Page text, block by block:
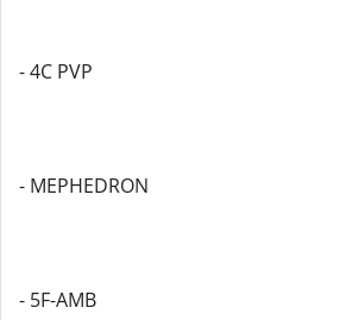
- 4C PVP
- MEPHEDRON
- 5F-AMB